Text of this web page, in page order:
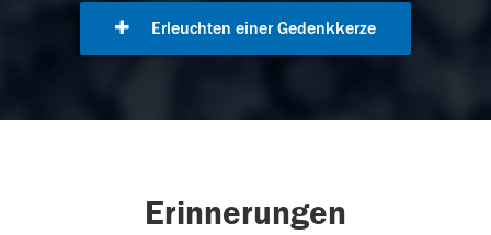
Erleuchten einer Gedenkkerze
Erinnerungen